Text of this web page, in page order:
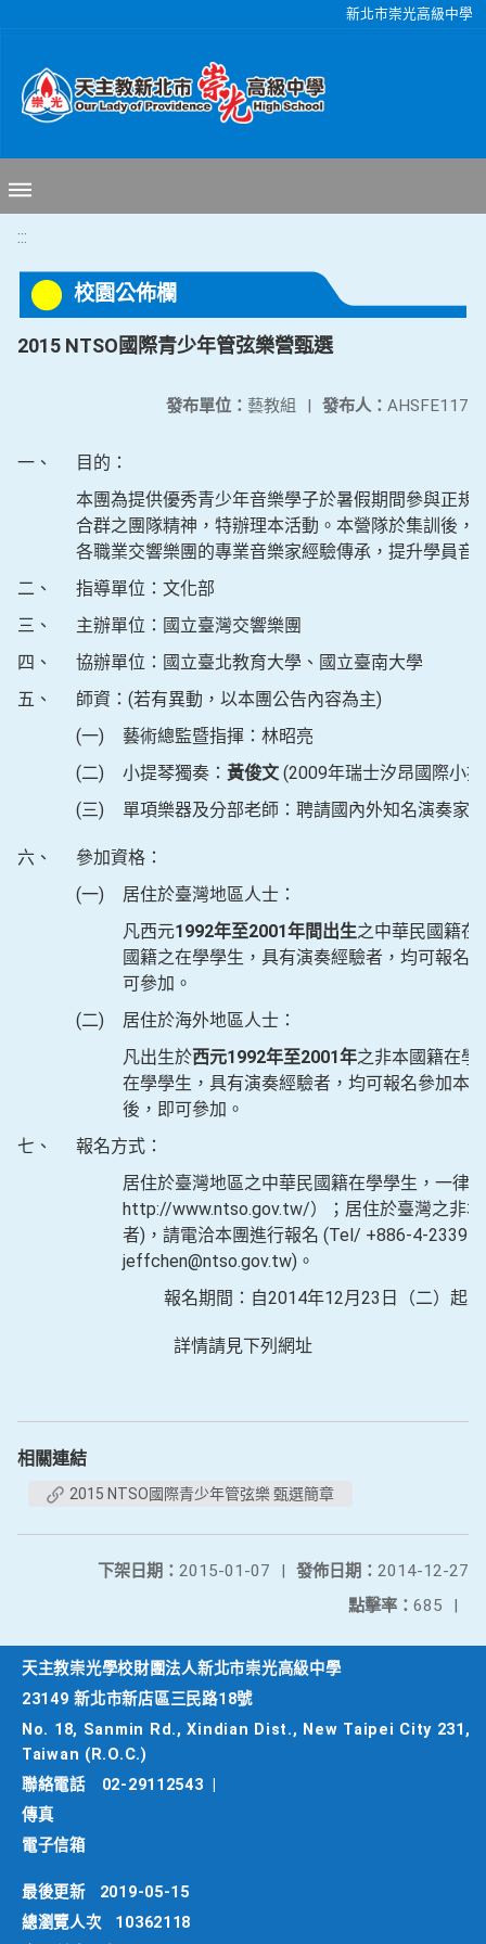
新北市崇光高級中學
:::
校園公佈欄
2015 NTSO國際青少年管弦樂營甄選
發布人： AHSFE117
發布單位： 藝教組 |
一、
目的：
本團為提供優秀青少年音樂學子於暑假期間參與正規
合群之團隊精神，特辦理本活動。本營隊於集訓後，
各職業交響樂團的專業音樂家經驗傳承，提升學員音
二、
指導單位：文化部
三、
主辦單位：國立臺灣交響樂團
四、
協辦單位：國立臺北教育大學、國立臺南大學
五、
師資：(若有異動，以本團公告內容為主)
(一)
藝術總監暨指揮：林昭亮
(二)
小提琴獨奏： 黃俊文 (2009年瑞士汐昂國際小
(三)
單項樂器及分部老師：聘請國內外知名演奏家
六、
參加資格：
(一)
居住於臺灣地區人士：
凡西元1992年至2001年間出生之中華民國籍在
國籍之在學學生，具有演奏經驗者，均可報名
可參加。
(二)
居住於海外地區人士：
凡出生於西元1992年至2001年之非本國籍在學
在學學生，具有演奏經驗者，均可報名參加本
後，即可參加。
七、
報名方式：
居住於臺灣地區之中華民國籍在學學生，一律
http://www.ntso.gov.tw/）；居住於臺灣之非
者)，請電洽本團進行報名 (Tel/ +886-4-
jeffchen@ntso.gov.tw)。
報名期間：自2014年12月23日（二）起
詳情請見下列網址
相關連結
2015 NTSO國際青少年管弦樂 甄選簡章
發佈日期： 2014-12-27
下架日期： 2015-01-07
|
點擊率： 685 |
天主教崇光學校財團法人新北市崇光高級中學
23149 新北市新店區三民路18號
No. 18, Sanmin Rd., Xindian Dist., New Taipei City 231,
Taiwan (R.O.C.)
聯絡電話
02-29112543
傳真
電子信箱
最後更新
2019-05-15
總瀏覽人次
10362118